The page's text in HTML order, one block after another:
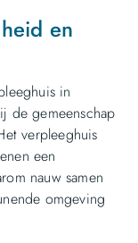
en
in
de gemeenschap
verpleeghuis
een
nauw samen
omgeving